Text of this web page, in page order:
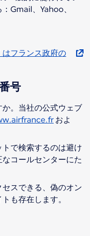
Gmail、Yahoo、
フランス政府の
号
。当社の公式ウェブ
およ
で検索するのは避け
コールセンターにた
スできる、偽のオン
も存在します。